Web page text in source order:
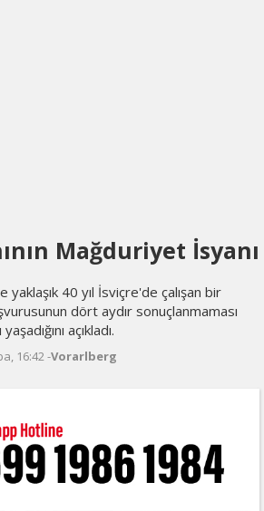
Mağduriyet İsyanı
yaklaşık 40 yıl İsviçre'de çalışan bir
dört aydır sonuçlanmaması
açıkladı.
16:42 -Vorarlberg